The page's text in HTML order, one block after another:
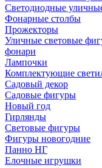
Светодиодные
Фонарные столбы
Прожекторы
Уличные световые
фонари
Лампочки
Комплектующие
Садовый декор
Садовые фигуры
Новый год
Гирлянды
Световые фигуры
Фигуры новогодние
Панно НГ
Елочные игрушки